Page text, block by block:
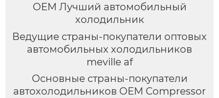
OEM Лучший автомобильный
холодильник
Ведущие страны-покупатели оптовых
автомобильных холодильников
meville af
Основные страны-покупатели
автохолодильников OEM Compressor